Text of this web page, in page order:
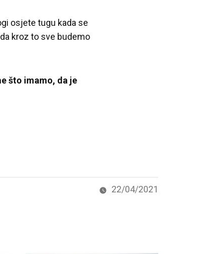
osjete tugu kada se
kroz to sve budemo
što imamo, da je
22/04/2021